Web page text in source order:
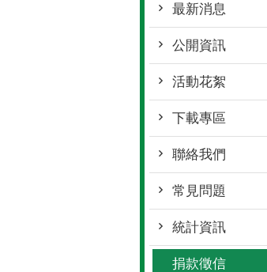
最新消息
公開資訊
活動花絮
下載專區
聯絡我們
常見問題
統計資訊
捐款徵信